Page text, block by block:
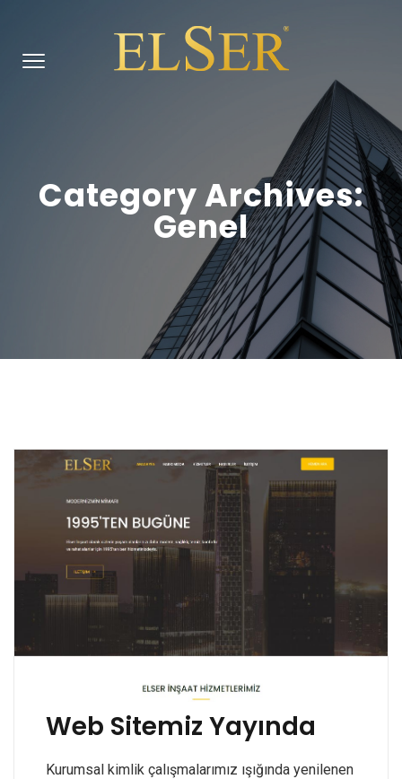
Category Archives:
Genel
Web Sitemiz Yayında
Kurumsal kimlik çalışmalarımız ışığında yenilenen